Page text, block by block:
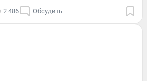
2 486 Обсудить